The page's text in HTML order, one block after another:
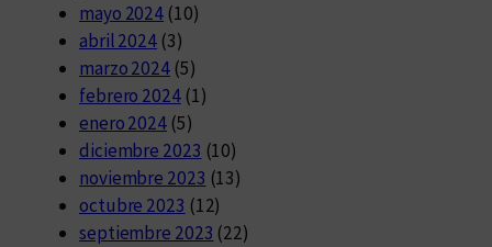
mayo 2024 (10)
abril 2024 (3)
marzo 2024 (5)
febrero 2024(1)
enero 2024 (5)
diciembre 2023 (10)
noviembre 2023 (13)
octubre 2023 (12)
septiembre 2023 (22)